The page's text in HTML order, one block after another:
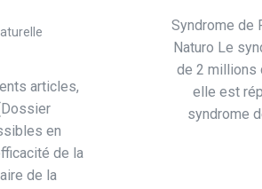
Syndrome de
Naturo Le
de 2 millions
elle est
syndrome
articles,
en
de la
de la